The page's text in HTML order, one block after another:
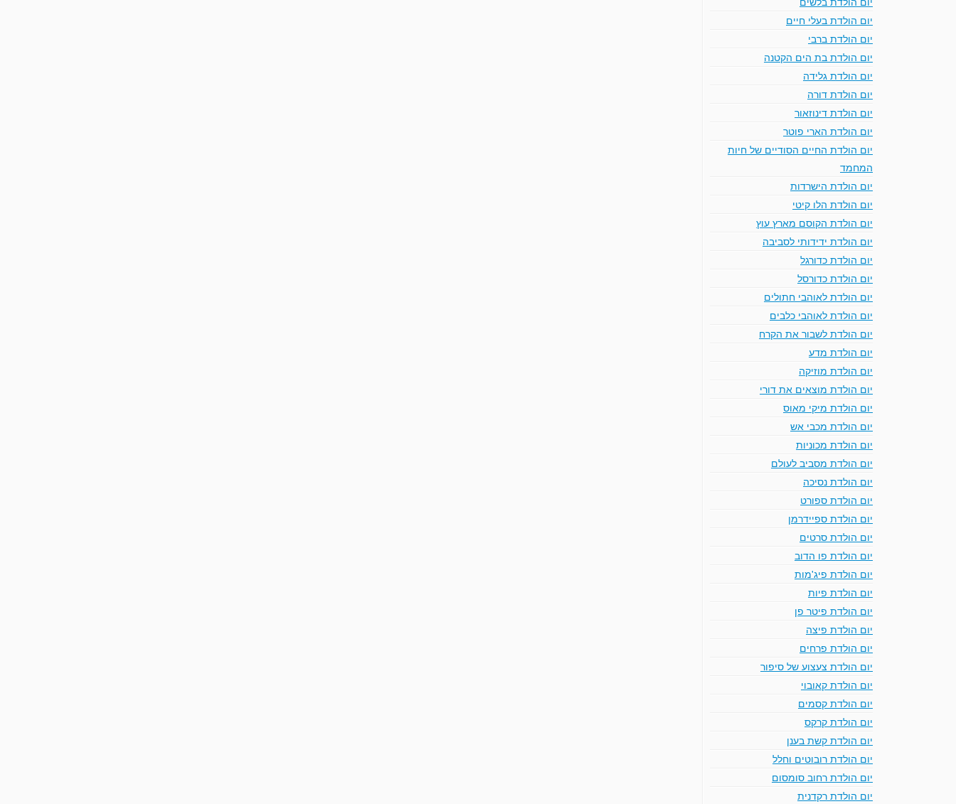
יום הולדת בעלי חיים
יום הולדת ברבי
יום הולדת בת הים הקטנה
יום הולדת גלידה
יום הולדת דורה
יום הולדת דינוזאור
יום הולדת הארי פוטר
יום הולדת החיים הסודיים של חיות
המחמד
יום הולדת הישרדות
יום הולדת הלו קיטי
יום הולדת הקוסם מארץ עוץ
יום הולדת ידידותי לסביבה
יום הולדת כדורגל
יום הולדת כדורסל
יום הולדת לאוהבי חתולים
יום הולדת לאוהבי כלבים
יום הולדת לשבור את הקרח
יום הולדת מדע
יום הולדת מוזיקה
יום הולדת מוצאים את דורי
יום הולדת מיקי מאוס
יום הולדת מכבי אש
יום הולדת מכוניות
יום הולדת מסביב לעולם
יום הולדת נסיכה
יום הולדת ספורט
יום הולדת ספיידרמן
יום הולדת סרטים
יום הולדת פו הדוב
יום הולדת פיג'מות
יום הולדת פיות
יום הולדת פיטר פן
יום הולדת פיצה
יום הולדת פרחים
יום הולדת צעצוע של סיפור
יום הולדת קאובוי
יום הולדת קסמים
יום הולדת קרקס
יום הולדת קשת בענן
יום הולדת רובוטים וחלל
יום הולדת רחוב סומסום
יום הולדת רקדנית